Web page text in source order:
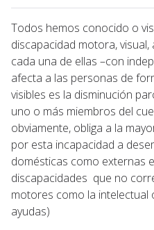
Todos hemos conocido o
discapacidad motora,
cada una de ellas –con
afecta a las personas de
visibles es la disminución
uno o más miembros del
obviamente, obliga a la
por esta incapacidad a
domésticas como externas
discapacidades que no
motores como la intelectual
ayudas)